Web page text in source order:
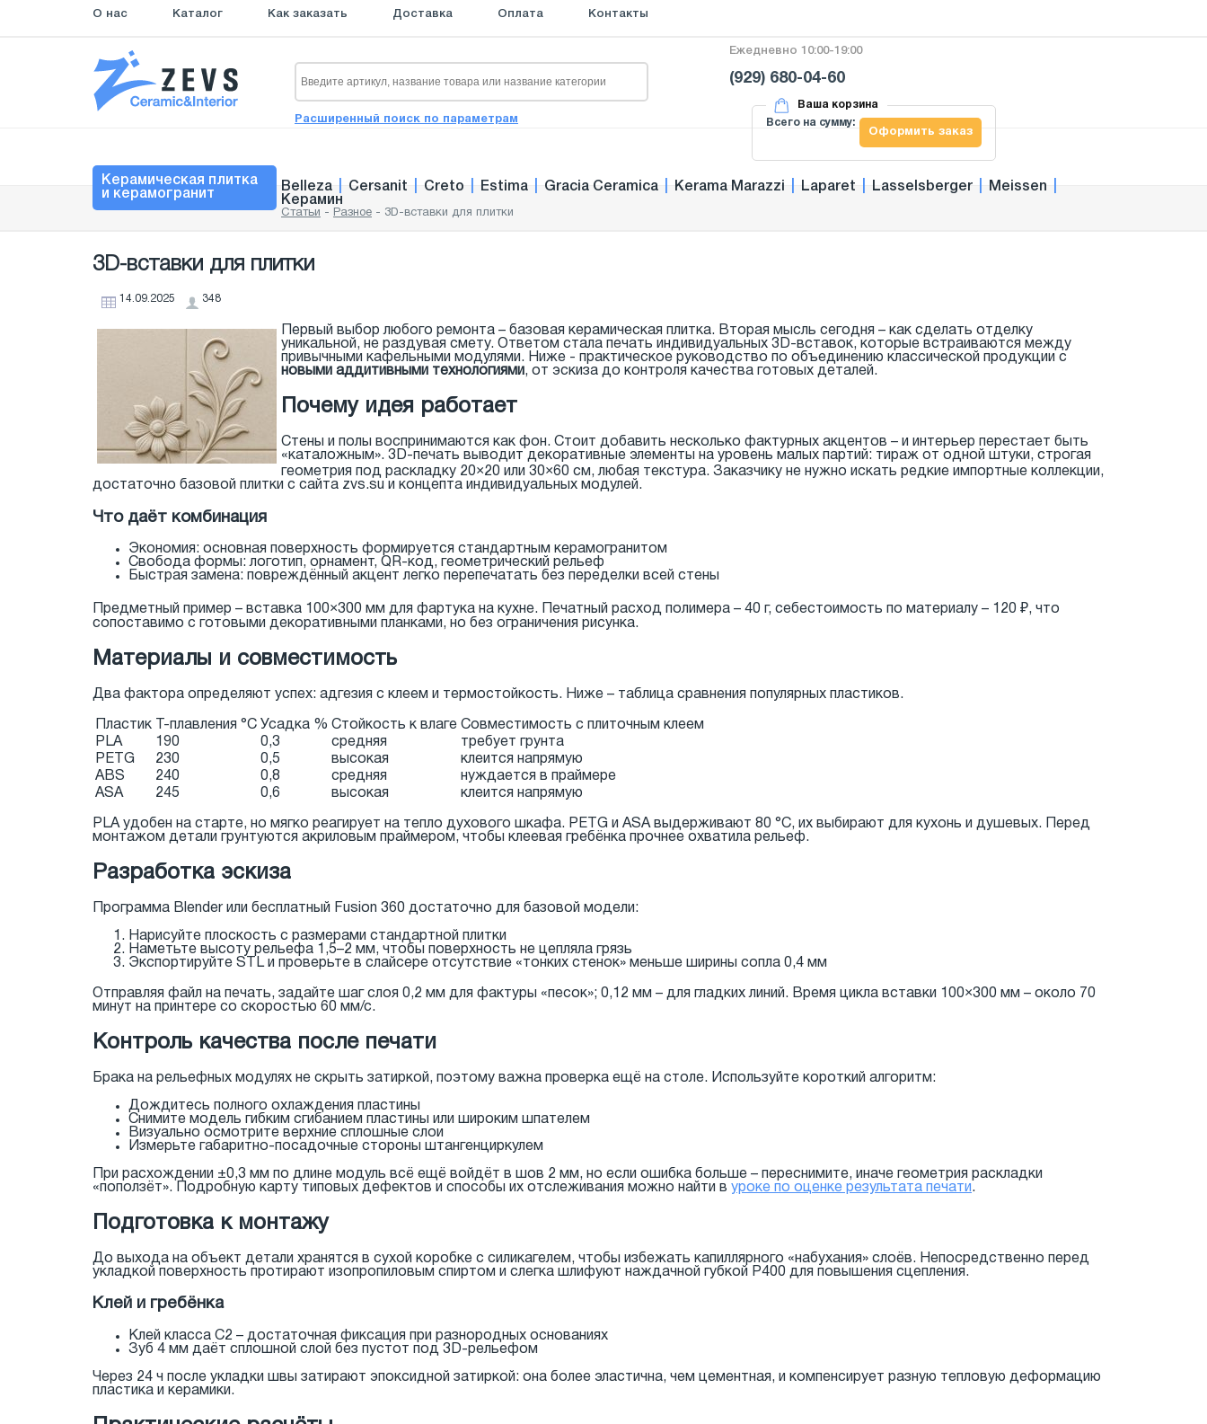
О нас Каталог Как заказать Доставка Оплата Контакты
Расширенный поиск по параметрам
Ежедневно 10:00-19:00
(929) 680-04-60
Ваша корзина
Оформить заказ
Всего на сумму:
Керамическая плитка
и керамогранит
Belleza Cersanit Creto Estima Gracia Ceramica Kerama Marazzi Laparet Lasselsberger Meissen
Керамин
Статьи - Разное - 3D-вставки для плитки
3D-вставки для плитки
14.09.2025 348
Первый выбор любого ремонта – базовая керамическая плитка. Вторая мысль сегодня – как сделать отделку
уникальной, не раздувая смету. Ответом стала печать индивидуальных 3D-вставок, которые встраиваются между
привычными кафельными модулями. Ниже - практическое руководство по объединению классической продукции с
новыми аддитивными технологиями , от эскиза до контроля качества готовых деталей.
Почему идея работает
Стены и полы воспринимаются как фон. Стоит добавить несколько фактурных акцентов – и интерьер перестает быть
«каталожным». 3D-печать выводит декоративные элементы на уровень малых партий: тираж от одной штуки, строгая
геометрия под раскладку 20×20 или 30×60 см, любая текстура. Заказчику не нужно искать редкие импортные коллекции,
достаточно базовой плитки с сайта zvs.su и концепта индивидуальных модулей.
Что даёт комбинация
Экономия: основная поверхность формируется стандартным керамогранитом
Свобода формы: логотип, орнамент, QR-код, геометрический рельеф
Быстрая замена: повреждённый акцент легко перепечатать без переделки всей стены
Предметный пример – вставка 100×300 мм для фартука на кухне. Печатный расход полимера – 40 г, себестоимость по материалу – 120 ₽, что
сопоставимо с готовыми декоративными планками, но без ограничения рисунка.
Материалы и совместимость
Два фактора определяют успех: адгезия с клеем и термостойкость. Ниже – таблица сравнения популярных пластиков.
Пластик Т-плавления °C Усадка % Стойкость к влаге Совместимость с плиточным клеем
PLA
190 0,3 средняя
требует грунта
PETG
230 0,5 высокая
клеится напрямую
ABS
240 0,8 средняя
нуждается в праймере
ASA
245 0,6 высокая клеится напрямую
PLA удобен на старте, но мягко реагирует на тепло духового шкафа. PETG и ASA выдерживают 80 °C, их выбирают для кухонь и душевых. Перед
монтажом детали грунтуются акриловым праймером, чтобы клеевая гребёнка прочнее охватила рельеф.
Разработка эскиза
Программа Blender или бесплатный Fusion 360 достаточно для базовой модели:
Нарисуйте плоскость с размерами стандартной плитки
Наметьте высоту рельефа 1,5–2 мм, чтобы поверхность не цепляла грязь
Экспортируйте STL и проверьте в слайсере отсутствие «тонких стенок» меньше ширины сопла 0,4 мм
Отправляя файл на печать, задайте шаг слоя 0,2 мм для фактуры «песок»; 0,12 мм – для гладких линий. Время цикла вставки 100×300 мм – около 70
минут на принтере со скоростью 60 мм/с.
Контроль качества после печати
Брака на рельефных модулях не скрыть затиркой, поэтому важна проверка ещё на столе. Используйте короткий алгоритм:
Дождитесь полного охлаждения пластины
Снимите модель гибким сгибанием пластины или широким шпателем
Визуально осмотрите верхние сплошные слои
Измерьте габаритно-посадочные стороны штангенциркулем
При расхождении ±0,3 мм по длине модуль всё ещё войдёт в шов 2 мм, но если ошибка больше – переснимите, иначе геометрия раскладки
«поползёт». Подробную карту типовых дефектов и способы их отслеживания можно найти в уроке по оценке результата печати.
Подготовка к монтажу
До выхода на объект детали хранятся в сухой коробке с силикагелем, чтобы избежать капиллярного «набухания» слоёв. Непосредственно перед
укладкой поверхность протирают изопропиловым спиртом и слегка шлифуют наждачной губкой Р400 для повышения сцепления.
Клей и гребёнка
Клей класса C2 – достаточная фиксация при разнородных основаниях
Зуб 4 мм даёт сплошной слой без пустот под 3D-рельефом
Через 24 ч после укладки швы затирают эпоксидной затиркой: она более эластична, чем цементная, и компенсирует разную тепловую деформацию
пластика и керамики.